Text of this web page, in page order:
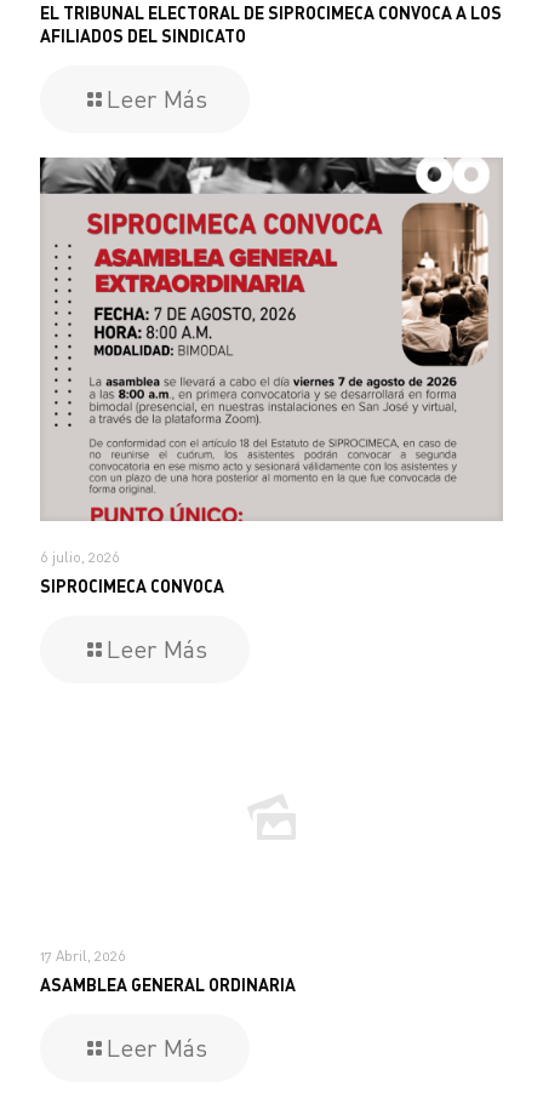
EL TRIBUNAL ELECTORAL DE SIPROCIMECA CONVOCA A LOS
AFILIADOS DEL SINDICATO
Leer Más
6 julio, 2026
SIPROCIMECA CONVOCA
Leer Más
17 Abril, 2026
ASAMBLEA GENERAL ORDINARIA
Leer Más